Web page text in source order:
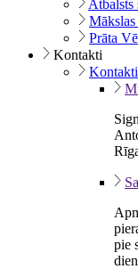
Atbalsts
Prāta
Kontakti
Kontakti
pie